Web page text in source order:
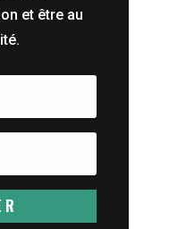
et être au